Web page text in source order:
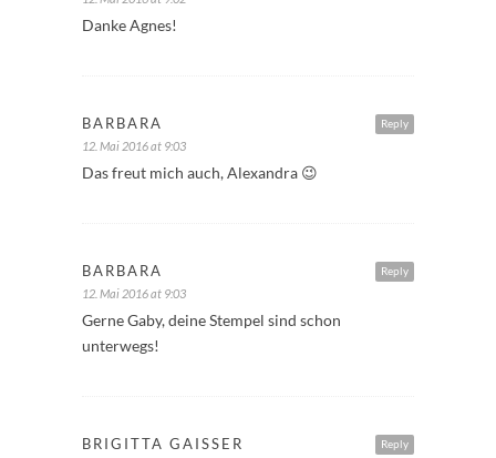
Danke Agnes!
Reply
BARBARA
12. Mai 2016 at 9:03
Das freut mich auch, Alexandra 😉
Reply
BARBARA
12. Mai 2016 at 9:03
Gerne Gaby, deine Stempel sind schon
unterwegs!
Reply
BRIGITTA GAISSER